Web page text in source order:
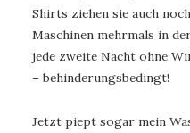
Shirts ziehen sie auch
Maschinen mehrmals in
jede zweite Nacht ohne
– behinderungsbedingt!
Jetzt piept sogar mein